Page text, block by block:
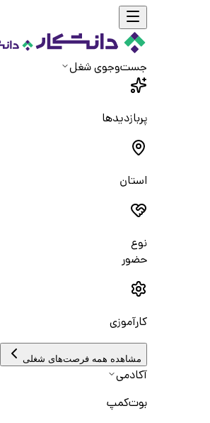
جست‌و‌جوی شغل
پربازدیدها
استان
نوع
حضور
کارآموزی
مشاهده همه فرصت‌های شغلی
آکادمی
بوت‌کمپ